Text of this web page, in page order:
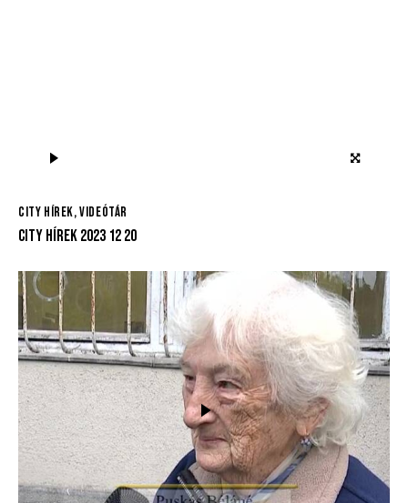
CITY HÍREK,VIDEÓTÁR
CITY HÍREK 2023 12 20